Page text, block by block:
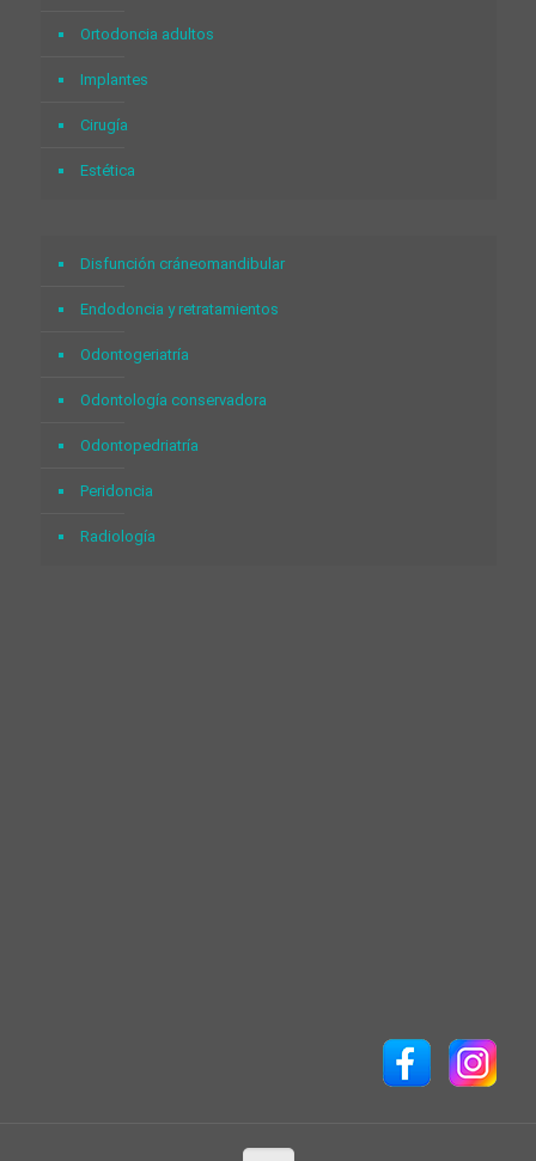
Ortodoncia adultos
Implantes
Cirugía
Estética
Disfunción cráneomandibular
Endodoncia y retratamientos
Odontogeriatría
Odontología conservadora
Odontopedriatría
Peridoncia
Radiología